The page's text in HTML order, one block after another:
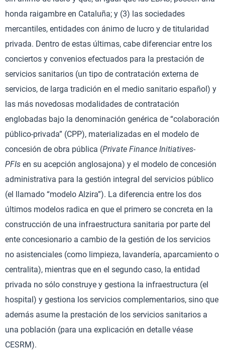
honda raigambre en Cataluña; y (3) las sociedades
mercantiles, entidades con ánimo de lucro y de titularidad
privada. Dentro de estas últimas, cabe diferenciar entre los
conciertos y convenios efectuados para la prestación de
servicios sanitarios (un tipo de contratación externa de
servicios, de larga tradición en el medio sanitario español) y
las más novedosas modalidades de contratación
englobadas bajo la denominación genérica de “colaboración
público-privada” (CPP), materializadas en el modelo de
concesión de obra pública (Private Finance Initiatives-
PFIs en su acepción anglosajona) y el modelo de concesión
administrativa para la gestión integral del servicios público
(el llamado “modelo Alzira”). La diferencia entre los dos
últimos modelos radica en que el primero se concreta en la
construcción de una infraestructura sanitaria por parte del
ente concesionario a cambio de la gestión de los servicios
no asistenciales (como limpieza, lavandería, aparcamiento o
centralita), mientras que en el segundo caso, la entidad
privada no sólo construye y gestiona la infraestructura (el
hospital) y gestiona los servicios complementarios, sino que
además asume la prestación de los servicios sanitarios a
una población (para una explicación en detalle véase
CESRM).